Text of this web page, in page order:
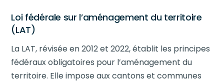
Loi fédérale sur l’aménagement du territoire
(LAT)
La LAT, révisée en 2012 et 2022, établit les principes
fédéraux obligatoires pour l’aménagement du
territoire. Elle impose aux cantons et communes